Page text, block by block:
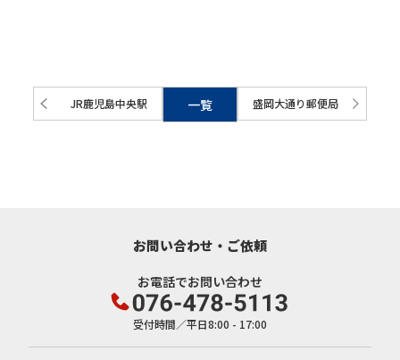
JR鹿児島中央駅 盛岡大通り郵便局
一覧
お問い合わせ・ご依頼
お電話でお問い合わせ
受付時間／平日8:00 - 17:00